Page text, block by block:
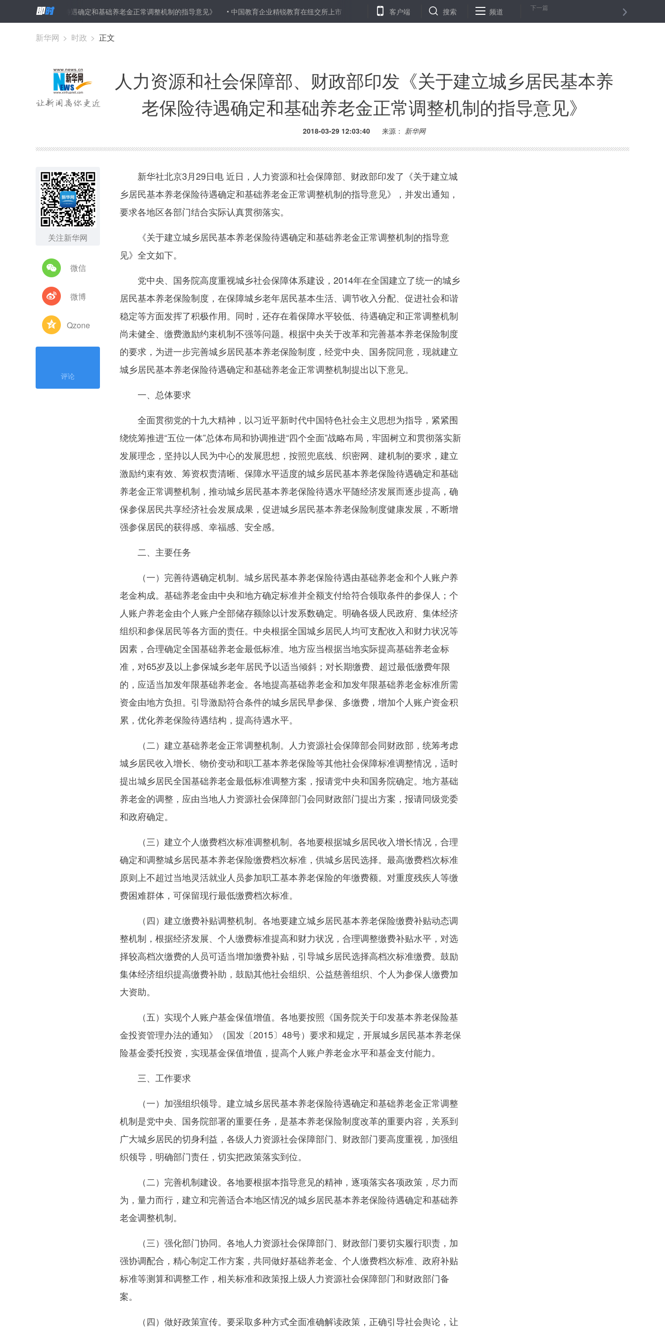
老保险待遇确定和基础养老金正常调整机制的指导意见》 中国教育企业精锐教育在纽交所上市 “一带一路”倡议推广活动走进科威特高校 “脱贫必须靠辛勤劳动”——吉林双辽“精神扶贫”助力打赢脱贫攻坚
新科技打造展示对接舞台
客户端 搜索 频道 下一篇
新华网 > 时政 > 正文
人力资源和社会保障部、财政部印发《关于建立城乡居民基本养
老保险待遇确定和基础养老金正常调整机制的指导意见》
2018-03-29 12:03:40 来源： 新华网
关注新华网
微信
微博
Qzone
评论
新华社北京3月29日电 近日，人力资源和社会保障部、财政部印发了《关于建立城
乡居民基本养老保险待遇确定和基础养老金正常调整机制的指导意见》，并发出通知，
要求各地区各部门结合实际认真贯彻落实。
《关于建立城乡居民基本养老保险待遇确定和基础养老金正常调整机制的指导意
见》全文如下。
党中央、国务院高度重视城乡社会保障体系建设，2014年在全国建立了统一的城乡
居民基本养老保险制度，在保障城乡老年居民基本生活、调节收入分配、促进社会和谐
稳定等方面发挥了积极作用。同时，还存在着保障水平较低、待遇确定和正常调整机制
尚未健全、缴费激励约束机制不强等问题。根据中央关于改革和完善基本养老保险制度
的要求，为进一步完善城乡居民基本养老保险制度，经党中央、国务院同意，现就建立
城乡居民基本养老保险待遇确定和基础养老金正常调整机制提出以下意见。
一、总体要求
全面贯彻党的十九大精神，以习近平新时代中国特色社会主义思想为指导，紧紧围
绕统筹推进“五位一体”总体布局和协调推进“四个全面”战略布局，牢固树立和贯彻落实新
发展理念，坚持以人民为中心的发展思想，按照兜底线、织密网、建机制的要求，建立
激励约束有效、筹资权责清晰、保障水平适度的城乡居民基本养老保险待遇确定和基础
养老金正常调整机制，推动城乡居民基本养老保险待遇水平随经济发展而逐步提高，确
保参保居民共享经济社会发展成果，促进城乡居民基本养老保险制度健康发展，不断增
强参保居民的获得感、幸福感、安全感。
二、主要任务
（一）完善待遇确定机制。城乡居民基本养老保险待遇由基础养老金和个人账户养
老金构成。基础养老金由中央和地方确定标准并全额支付给符合领取条件的参保人；个
人账户养老金由个人账户全部储存额除以计发系数确定。明确各级人民政府、集体经济
组织和参保居民等各方面的责任。中央根据全国城乡居民人均可支配收入和财力状况等
因素，合理确定全国基础养老金最低标准。地方应当根据当地实际提高基础养老金标
准，对65岁及以上参保城乡老年居民予以适当倾斜；对长期缴费、超过最低缴费年限
的，应适当加发年限基础养老金。各地提高基础养老金和加发年限基础养老金标准所需
资金由地方负担。引导激励符合条件的城乡居民早参保、多缴费，增加个人账户资金积
累，优化养老保险待遇结构，提高待遇水平。
（二）建立基础养老金正常调整机制。人力资源社会保障部会同财政部，统筹考虑
城乡居民收入增长、物价变动和职工基本养老保险等其他社会保障标准调整情况，适时
提出城乡居民全国基础养老金最低标准调整方案，报请党中央和国务院确定。地方基础
养老金的调整，应由当地人力资源社会保障部门会同财政部门提出方案，报请同级党委
和政府确定。
（三）建立个人缴费档次标准调整机制。各地要根据城乡居民收入增长情况，合理
确定和调整城乡居民基本养老保险缴费档次标准，供城乡居民选择。最高缴费档次标准
原则上不超过当地灵活就业人员参加职工基本养老保险的年缴费额。对重度残疾人等缴
费困难群体，可保留现行最低缴费档次标准。
（四）建立缴费补贴调整机制。各地要建立城乡居民基本养老保险缴费补贴动态调
整机制，根据经济发展、个人缴费标准提高和财力状况，合理调整缴费补贴水平，对选
择较高档次缴费的人员可适当增加缴费补贴，引导城乡居民选择高档次标准缴费。鼓励
集体经济组织提高缴费补助，鼓励其他社会组织、公益慈善组织、个人为参保人缴费加
大资助。
（五）实现个人账户基金保值增值。各地要按照《国务院关于印发基本养老保险基
金投资管理办法的通知》（国发〔2015〕48号）要求和规定，开展城乡居民基本养老保
险基金委托投资，实现基金保值增值，提高个人账户养老金水平和基金支付能力。
三、工作要求
（一）加强组织领导。建立城乡居民基本养老保险待遇确定和基础养老金正常调整
机制是党中央、国务院部署的重要任务，是基本养老保险制度改革的重要内容，关系到
广大城乡居民的切身利益，各级人力资源社会保障部门、财政部门要高度重视，加强组
织领导，明确部门责任，切实把政策落实到位。
（二）完善机制建设。各地要根据本指导意见的精神，逐项落实各项政策，尽力而
为，量力而行，建立和完善适合本地区情况的城乡居民基本养老保险待遇确定和基础养
老金调整机制。
（三）强化部门协同。各地人力资源社会保障部门、财政部门要切实履行职责，加
强协调配合，精心制定工作方案，共同做好基础养老金、个人缴费档次标准、政府补贴
标准等测算和调整工作，相关标准和政策报上级人力资源社会保障部门和财政部门备
案。
（四）做好政策宣传。要采取多种方式全面准确解读政策，正确引导社会舆论，让